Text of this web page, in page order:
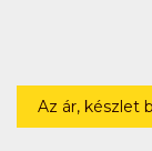
Az ár, készlet